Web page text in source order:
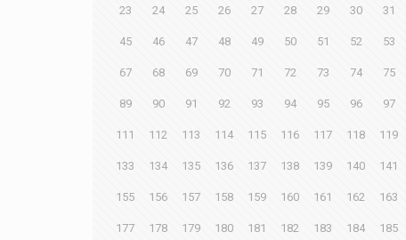
23 24 25 26 27 28 29 30 31
45 46 47 48 49 50 51 52 53
67 68 69 70 71 72 73 74 75
89 90 91 92 93 94 95 96 97
111 112 113 114 115 116 117 118 119
133 134 135 136 137 138 139 140 141
155 156 157 158 159 160 161 162 163
177 178 179 180 181 182 183 184 185